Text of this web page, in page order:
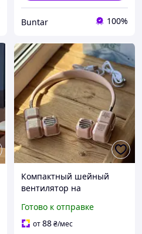
Buntar 100%
Компактный шейный
вентилятор на
на природе
Готово к отправке
от88₴/мес